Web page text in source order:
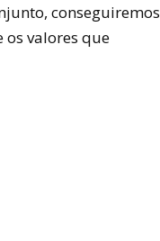
conseguiremos
os valores que